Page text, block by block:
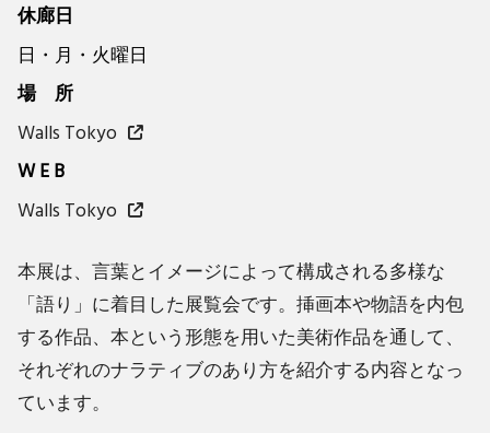
休廊日
日・月・火曜日
場 所
Walls Tokyo
W E B
Walls Tokyo
本展は、言葉とイメージによって構成される多様な
「語り」に着目した展覧会です。挿画本や物語を内包
する作品、本という形態を用いた美術作品を通して、
それぞれのナラティブのあり方を紹介する内容となっ
ています。